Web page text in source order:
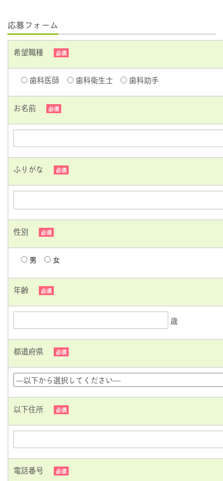
応募フォーム
希望職種 必須
歯科医師 歯科衛生士 歯科助手
お名前 必須
ふりがな 必須
性別 必須
男 女
年齢 必須
歳
都道府県 必須
以下住所 必須
電話番号 必須